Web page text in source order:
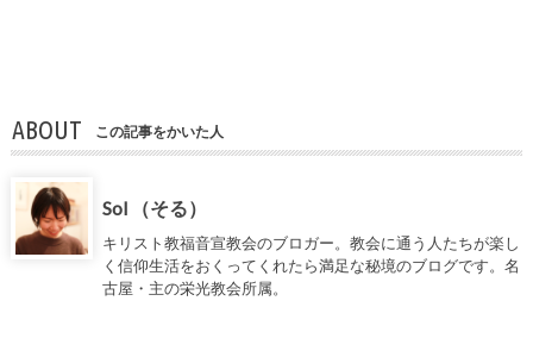
ABOUT この記事をかいた人
Sol （そる）
キリスト教福音宣教会のブロガー。教会に通う人たちが楽し
く信仰生活をおくってくれたら満足な秘境のブログです。名
古屋・主の栄光教会所属。